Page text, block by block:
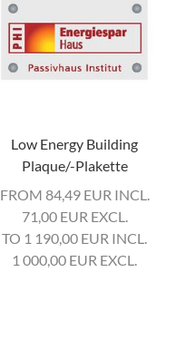
Low Energy Building
Plaque/-Plakette
FROM 84,49 EUR INCL.
71,00 EUR EXCL.
TO 1 190,00 EUR INCL.
1 000,00 EUR EXCL.